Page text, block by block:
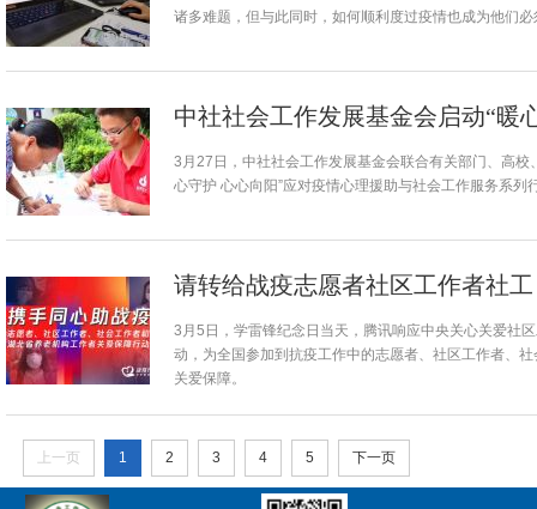
诸多难题，但与此同时，如何顺利度过疫情也成为他们必
中社社会工作发展基金会启动“暖
3月27日，中社社会工作发展基金会联合有关部门、高校
心守护 心心向阳”应对疫情心理援助与社会工作服务系列
请转给战疫志愿者社区工作者社
3月5日，学雷锋纪念日当天，腾讯响应中央关心关爱社
动，为全国参加到抗疫工作中的志愿者、社区工作者、
关爱保障。
上一页 1 2 3 4 5 下一页